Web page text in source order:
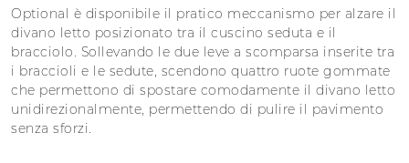
Optional è disponibile il pratico meccanismo per alzare il
divano letto posizionato tra il cuscino seduta e il
bracciolo. Sollevando le due leve a scomparsa inserite tra
i braccioli e le sedute, scendono quattro ruote gommate
che permettono di spostare comodamente il divano letto
unidirezionalmente, permettendo di pulire il pavimento
senza sforzi.